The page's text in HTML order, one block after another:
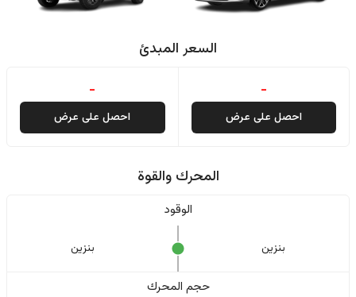
السعر المبدئ
-
احصل على عرض
-
احصل على عرض
المحرك والقوة
الوقود
بنزين بنزين
حجم المحرك